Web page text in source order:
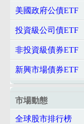
美國政府公債ETF
投資級公司債ETF
非投資級債券ETF
新興市場債券ETF
市場動態
全球股市排行榜